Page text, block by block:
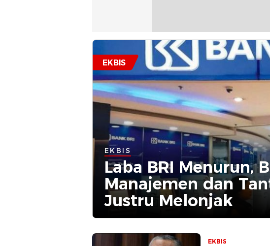
EKBIS
EKBIS
Laba BRI Menurun,
Manajemen dan
Justru Melonjak
EKBIS